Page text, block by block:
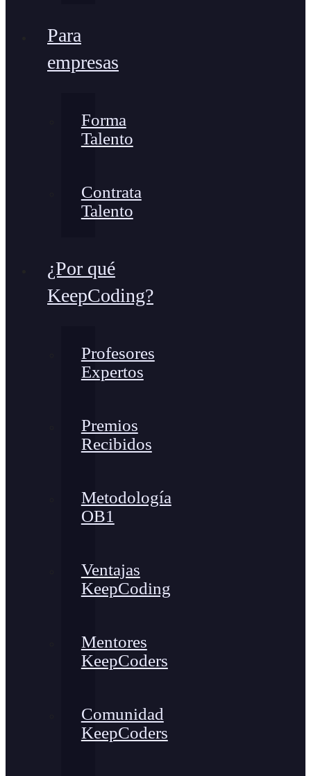
Para
empresas
Forma
Talento
Contrata
Talento
¿Por qué
KeepCoding?
Profesores
Expertos
Premios
Recibidos
Metodología
OB1
Ventajas
KeepCoding
Mentores
KeepCoders
Comunidad
KeepCoders